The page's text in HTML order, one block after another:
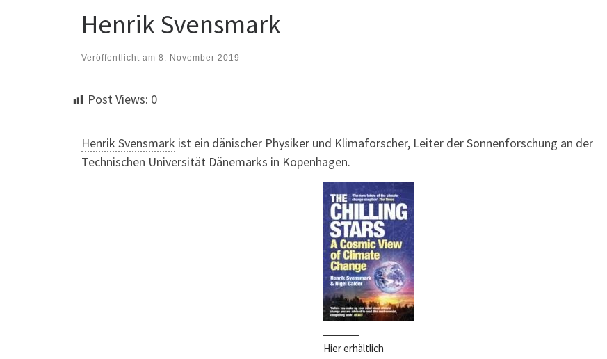
Henrik Svensmark
Veröffentlicht am 8. November 2019
Post Views: 0
Henrik Svensmark ist ein dänischer Physiker und Klimaforscher, Leiter der Sonnenforschung an der
Technischen Universität Dänemarks in Kopenhagen.
Hier erhältlich